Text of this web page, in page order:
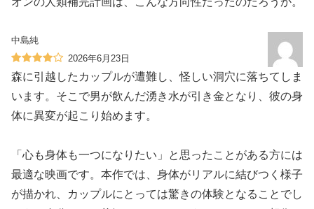
中島純
2026年6月23日
森に引越したカップルが遭難し、怪しい洞穴に落ちてしま
います。そこで男が飲んだ湧き水が引き金となり、彼の身
体に異変が起こり始めます。
「心も身体も一つになりたい」と思ったことがある方には
最適な映画です。本作では、身体がリアルに結びつく様子
が描かれ、カップルにとっては驚きの体験となることでし